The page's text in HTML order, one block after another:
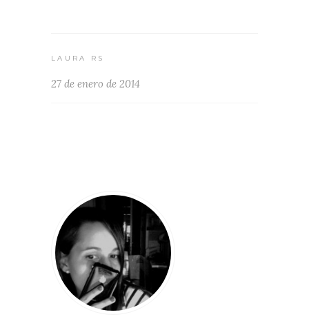
LAURA RS
27 de enero de 2014